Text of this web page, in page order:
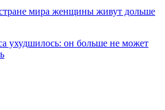
мира женщины живут дольше
ухудшилось: он больше не может